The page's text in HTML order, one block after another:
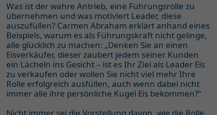
Was ist der wahre Antrieb, eine Führungsrolle zu
übernehmen und was motiviert Leader, diese
auszufüllen? Carmen Abraham erklärt anhand eines
Beispiels, warum es als Führungskraft nicht gelinge,
alle glücklich zu machen: „Denken Sie an einen
Eisverkäufer, dieser zaubert jedem seiner Kunden
ein Lächeln ins Gesicht – ist es Ihr Ziel als Leader Eis
zu verkaufen oder wollen Sie nicht viel mehr Ihre
Rolle erfolgreich ausfüllen, auch wenn dabei nicht
immer alle ihre persönliche Kugel Eis bekommen?“